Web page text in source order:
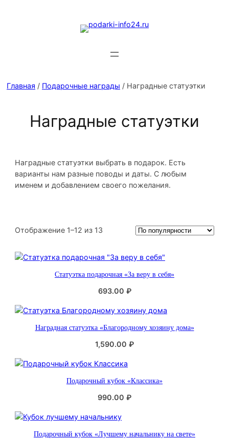
Главная / Подарочные награды / Наградные статуэтки
Наградные статуэтки
Наградные статуэтки выбрать в подарок. Есть
варианты нам разные поводы и даты. С любым
именем и добавлением своего пожелания.
Отображение 1–12 из 13
т
и
в
а
:
о
о
п
л
я
Статуэтка подарочная «За веру в себя»
693.00 ₽
Наградная статуэтка «Благородному хозяину дома»
1,590.00 ₽
Подарочный кубок «Классика»
990.00 ₽
Подарочный кубок «Лучшему начальнику на свете»